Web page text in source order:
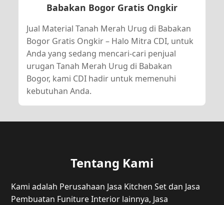
Babakan Bogor Gratis Ongkir
Jual Material Tanah Merah Urug di Babakan
Bogor Gratis Ongkir – Halo Mitra CDI, untuk
Anda yang sedang mencari-cari penjual
urugan Tanah Merah Urug di Babakan
Bogor, kami CDI hadir untuk memenuhi
kebutuhan Anda.
Tentang Kami
Kami adalah Perusahaan Jasa Kitchen Set dan Jasa
Pembuatan Funiture Interior lainnya, Jasa